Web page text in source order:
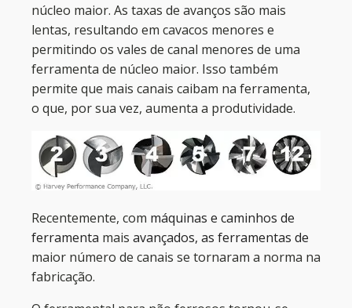
núcleo maior. As taxas de avanços são mais
lentas, resultando em cavacos menores e
permitindo os vales de canal menores de uma
ferramenta de núcleo maior. Isso também
permite que mais canais caibam na ferramenta,
o que, por sua vez, aumenta a produtividade.
Recentemente, com máquinas e caminhos de
ferramenta mais avançados, as ferramentas de
maior número de canais se tornaram a norma na
fabricação.